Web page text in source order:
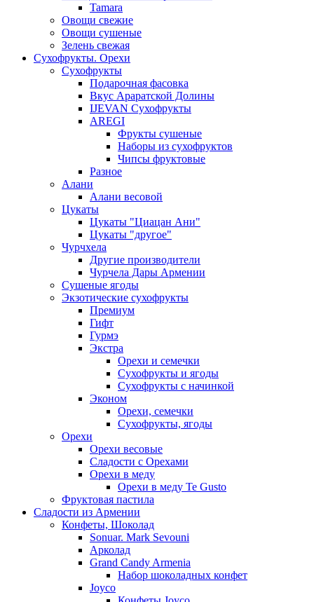
Tamara
Овощи свежие
Овощи сушеные
Зелень свежая
Сухофрукты. Орехи
Сухофрукты
Подарочная фасовка
Вкус Араратской Долины
IJEVAN Сухофрукты
AREGI
Фрукты сушеные
Наборы из сухофруктов
Чипсы фруктовые
Разное
Алани
Алани весовой
Цукаты
Цукаты "Циацан Ани"
Цукаты "другое"
Чурчхела
Другие производители
Чурчела Дары Армении
Сушеные ягоды
Экзотические сухофрукты
Премиум
Гифт
Гурмэ
Экстра
Орехи и семечки
Сухофрукты и ягоды
Сухофрукты с начинкой
Эконом
Орехи, семечки
Сухофрукты, ягоды
Орехи
Орехи весовые
Сладости с Орехами
Орехи в меду
Орехи в меду Te Gusto
Фруктовая пастила
Сладости из Армении
Конфеты, Шоколад
Sonuar. Mark Sevouni
Арколад
Grand Candy Armenia
Набор шоколадных конфет
Joyco